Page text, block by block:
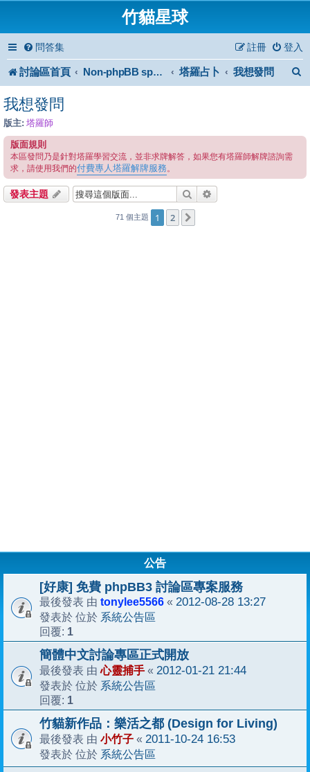
竹貓星球
問答集 登入
註冊
討論區首頁 Non-phpBB specific 塔羅占卜 我想發問
我想發問
版主: 塔羅師
版面規則
本區發問乃是針對塔羅學習交流，並非求牌解答，如果您有塔羅師解牌諮詢需
求，請使用我們的付費專人塔羅解牌服務。
發表主題 搜尋
71 個主題 1 2
公告
[好康] 免費 phpBB3 討論區專案服務
最後發表 由 tonylee5566 « 2012-08-28 13:27
發表於 位於 系統公告區
回覆: 1
簡體中文討論專區正式開放
最後發表 由心靈捕手 « 2012-01-21 21:44
發表於 位於 系統公告區
回覆: 1
竹貓新作品：樂活之都 (Design for Living)
最後發表 由 小竹子 « 2011-10-24 16:53
發表於 位於 系統公告區